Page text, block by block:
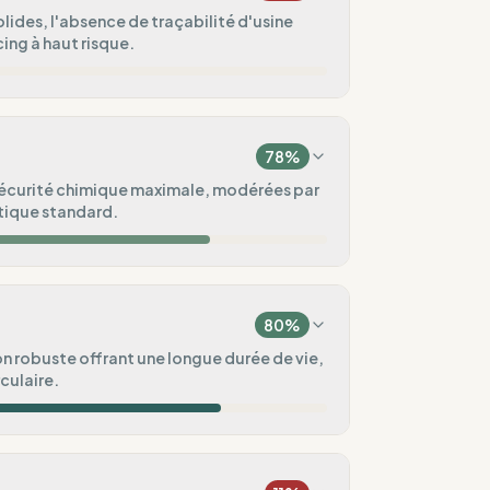
l'absence de traçabilité d'usine
à haut risque.
78%
chimique maximale, modérées par
standard.
100
80%
robuste offrant une longue durée de vie,
commande)